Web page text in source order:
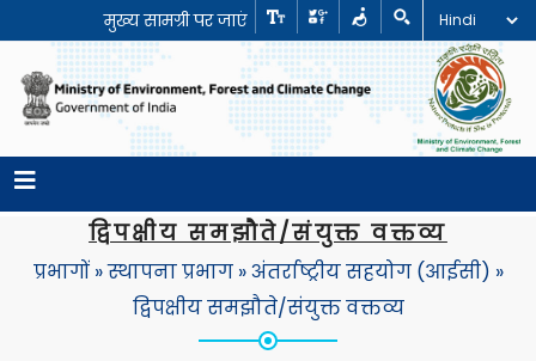
मुख्य सामग्री पर जाएं
द्विपक्षीय समझौते/संयुक्त वक्तव्य
प्रभागों»स्थापना प्रभाग»अंतर्राष्ट्रीय सहयोग (आईसी) »
द्विपक्षीय समझौते/संयुक्त वक्तव्य